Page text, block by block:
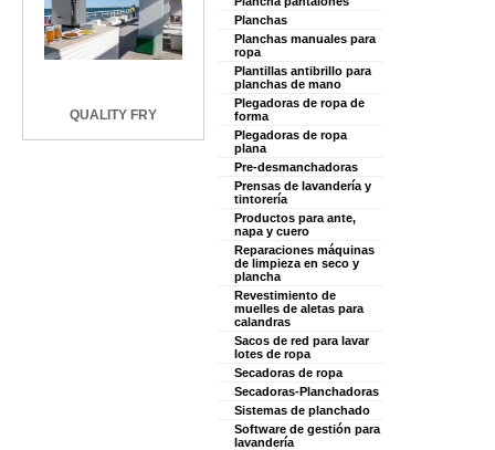
QUALITY FRY
Planchas
Planchas manuales para
ropa
Plantillas antibrillo para
planchas de mano
Plegadoras de ropa de
forma
Plegadoras de ropa
plana
Pre-desmanchadoras
Prensas de lavandería y
tintorería
Productos para ante,
napa y cuero
Reparaciones máquinas
de limpieza en seco y
plancha
Revestimiento de
muelles de aletas para
calandras
Sacos de red para lavar
lotes de ropa
Secadoras de ropa
Secadoras-Planchadoras
Sistemas de planchado
Software de gestión para
lavandería